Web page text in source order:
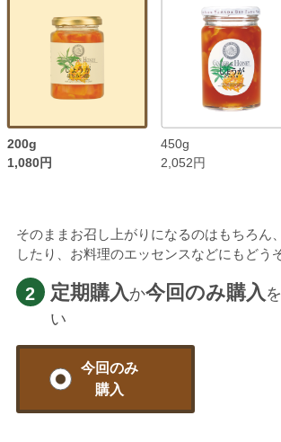
200g
1,080円
450g
2,052円
そのままお召し上がりになるのはもちろん
したり、お料理のエッセンスなどにもどうぞ
2 定期購入 か今回のみ購入
い
今回のみ
購入